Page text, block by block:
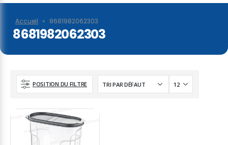
Accueil » 8681982062303
8681982062303
POSITION DU FILTRE